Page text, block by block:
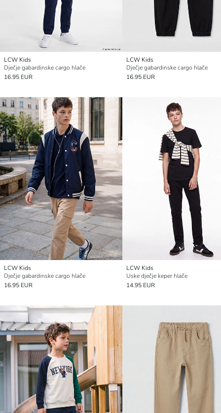
LCW Kids
Dječje gabardinske cargo hlače
16.95 EUR
LCW Kids
Dječje gabardinske cargo hlače
16.95 EUR
LCW Kids
Dječje gabardinske cargo hlače
16.95 EUR
LCW Kids
Uske dječje keper hlače
14.95 EUR